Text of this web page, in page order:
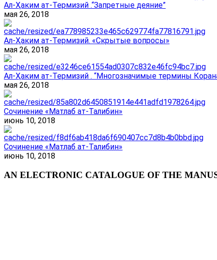
Ал-Ҳаким ат-Термизий .“Запретные деяние”
мая 26, 2018
Ал-Ҳаким ат-Термизий. «Скрытые вопросы»
мая 26, 2018
Ал-Ҳаким ат-Термизий . “Многозначимые термины
мая 26, 2018
Сочинение «Матлаб ат-Талибин»
июнь 10, 2018
Сочинение «Матлаб ат-Талибин»
июнь 10, 2018
AN ELECTRONIC CATALOGUE OF THE